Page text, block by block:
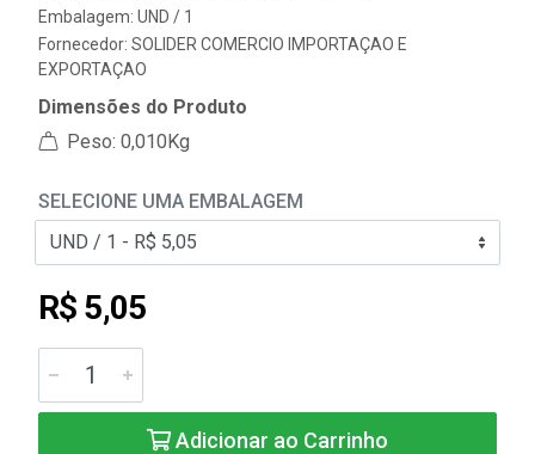
Embalagem: UND / 1
Fornecedor: SOLIDER COMERCIO IMPORTAÇAO E
EXPORTAÇAO
Dimensões do Produto
Peso: 0,010Kg
SELECIONE UMA EMBALAGEM
R$ 5,05
Adicionar ao Carrinho